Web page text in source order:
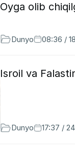
Oyga olib
Dunyo 08:36 /
Isroil va
Dunyo 17:37 /